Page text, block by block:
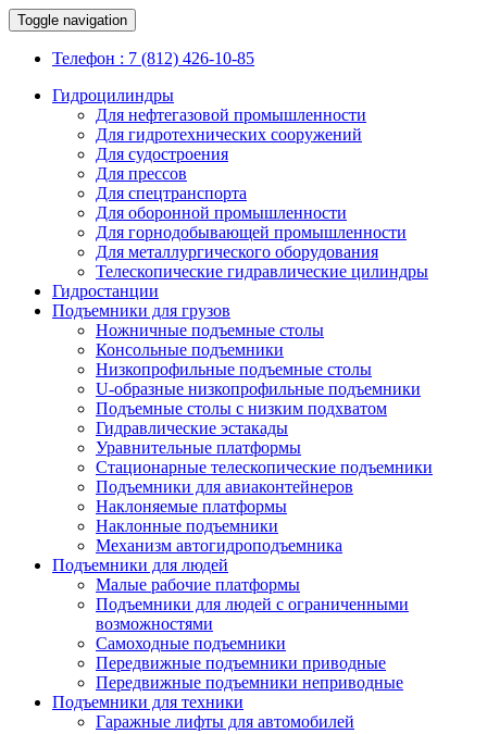
Toggle navigation
Телефон : 7 (812) 426-10-85
Гидроцилиндры
Для нефтегазовой промышленности
Для гидротехнических сооружений
Для судостроения
Для прессов
Для спецтранспорта
Для оборонной промышленности
Для горнодобывающей промышленности
Для металлургического оборудования
Телескопические гидравлические цилиндры
Гидростанции
Подъемники для грузов
Ножничные подъемные столы
Консольные подъемники
Низкопрофильные подъемные столы
U-образные низкопрофильные подъемники
Подъемные столы с низким подхватом
Гидравлические эстакады
Уравнительные платформы
Стационарные телескопические подъемники
Подъемники для авиаконтейнеров
Наклоняемые платформы
Наклонные подъемники
Механизм автогидроподъемника
Подъемники для людей
Малые рабочие платформы
Подъемники для людей с ограниченными
возможностями
Самоходные подъемники
Передвижные подъемники приводные
Передвижные подъемники неприводные
Подъемники для техники
Гаражные лифты для автомобилей